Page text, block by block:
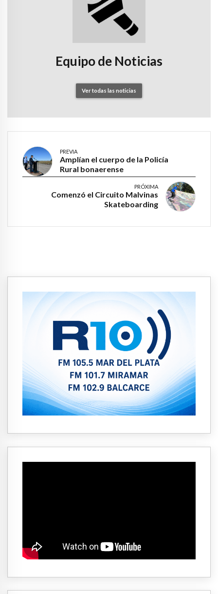
Equipo de Noticias
Ver todas las noticias
PREVIA
Amplían el cuerpo de la Policía
Rural bonaerense
PRÓXIMA
Comenzó el Circuito Malvinas
Skateboarding